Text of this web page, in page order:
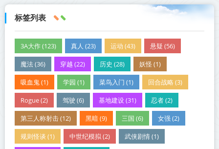
标签列表
3A大作 (123) 真人 (23) 运动 (43) 悬疑 (56)
魔法 (36) 穿越 (22) 历史 (28) 妖怪 (1)
吸血鬼 (1) 学园 (1) 菜鸟入门 (1) 回合战略 (3)
Rogue (2) 驾驶 (6) 基地建设 (31) 忍者 (2)
第三人称射击 (12) 黑暗 (9) 三国 (6) 女强 (2)
规则怪谈 (1) 中世纪模拟 (2) 武侠剧情 (1)